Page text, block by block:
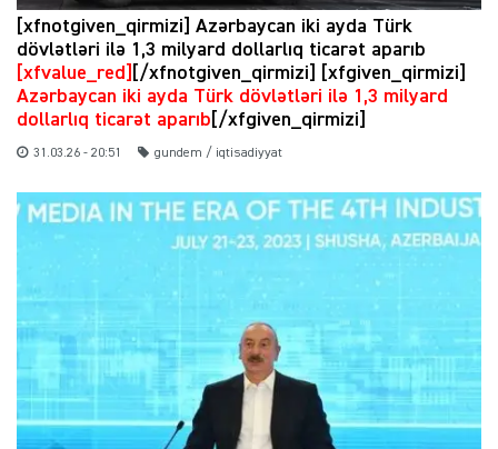
[xfnotgiven_qirmizi] Azərbaycan iki ayda Türk
dövlətləri ilə 1,3 milyard dollarlıq ticarət aparıb
[xfvalue_red]
[/xfnotgiven_qirmizi] [xfgiven_qirmizi]
Azərbaycan iki ayda Türk dövlətləri ilə 1,3 milyard
dollarlıq ticarət aparıb [/xfgiven_qirmizi]
31.03.26 - 20:51 gundem / iqtisadiyyat